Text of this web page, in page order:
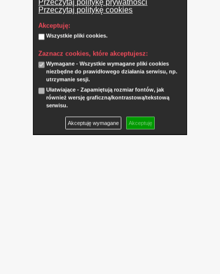
Przeczytaj politykę prywatności
Przeczytaj politykę cookies
Akceptuję:
Wszystkie pliki cookies.
Zaznacz cookies, które akceptujesz:
Wymagane - Wszystkie wymagane pliki cookies
niezbędne do prawidłowego działania serwisu, np.
utrzymanie sesji.
Ułatwiające - Zapamiętują rozmiar fontów, jak
również wersję graficzną/kontrastową/tekstową
serwisu.
Akceptuję wymagane Akceptuję